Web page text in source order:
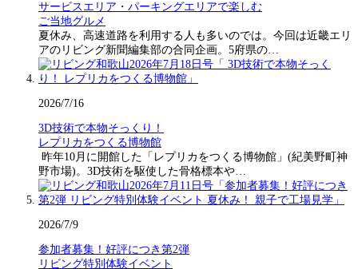
サービスエリア・パーキングエリアで楽しむ
ご当地グルメ
夏休み、高速道路を利用する人も多いのでは。今回は近畿エリ
アのリビング新聞編集部の合同企画。5府県の…
2026/7/16
3D技術で本物そっくり！
レプリカをつくる博物館
昨年10月に開館した「レプリカをつくる博物館」(紀美野町神
野市場)。3D技術を駆使した骨格標本や…
2026/7/9
参加者募集！好評につき第2弾
リビング特別体験イベント